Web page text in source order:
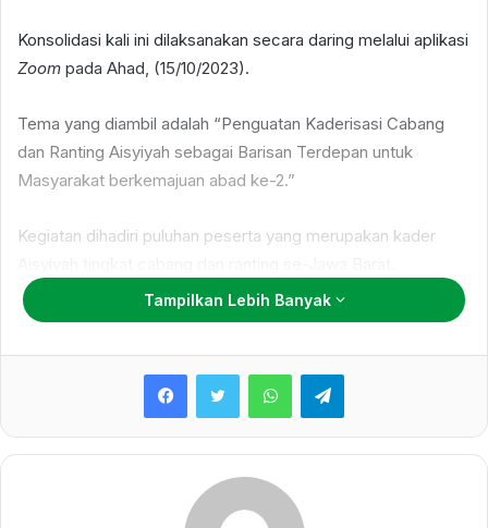
Konsolidasi kali ini dilaksanakan secara daring melalui aplikasi
Zoom pada Ahad, (15/10/2023).
Tema yang diambil adalah “Penguatan Kaderisasi Cabang
dan Ranting Aisyiyah sebagai Barisan Terdepan untuk
Masyarakat berkemajuan abad ke-2.”
Kegiatan dihadiri puluhan peserta yang merupakan kader
Dijelaskan ada beberapa tujuan dari diselenggarakannya
Terpenting, kegiatan kali ini bisa menyelaraskan gerak
sekaligus kuantitas kader.
Selain itu diharapkan para peserta selepas konsolidasi bisa
Tampilkan Lebih Banyak
WhatsAppTelegram